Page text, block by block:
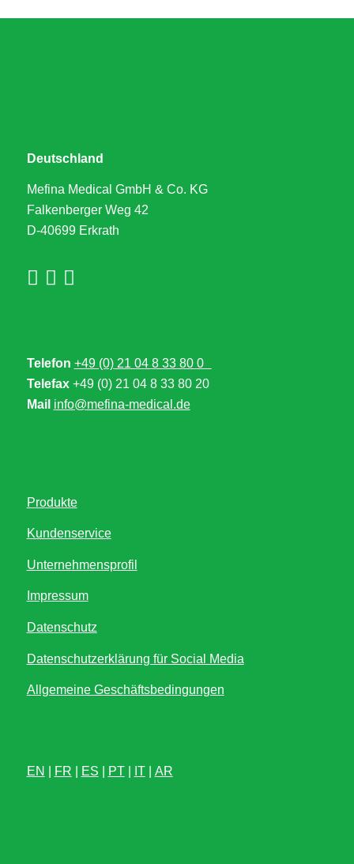
Deutschland
Mefina Medical GmbH & Co. KG
Falkenberger Weg 42
D-40699 Erkrath
Telefon +49 (0) 21 04 8 33 80 0
Telefax+49 (0) 21 04 8 33 80 20
Mail info@mefina-medical.de
Produkte
Kundenservice
Unternehmensprofil
Impressum
Datenschutz
Datenschutzerklärung für Social Media
Allgemeine Geschäftsbedingungen
EN FR ES PT| IT| AR